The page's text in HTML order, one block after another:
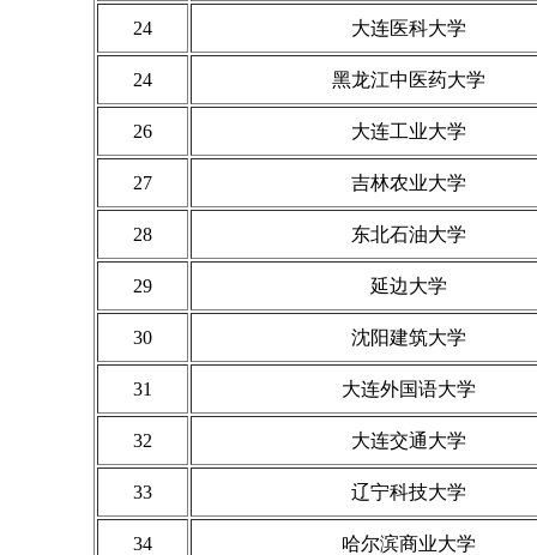
24 大连医科大学
24 黑龙江中医药大学
26 大连工业大学
27 吉林农业大学
28 东北石油大学
29 延边大学
30 沈阳建筑大学
31 大连外国语大学
32 大连交通大学
33 辽宁科技大学
34 哈尔滨商业大学